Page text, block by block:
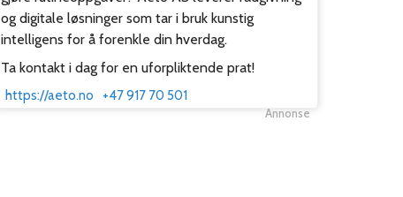
og digitale løsninger som tar i bruk kunstig
intelligens for å forenkle din hverdag.
Ta kontakt i dag for en uforpliktende prat!
https://aeto.no +47 917 70 501
Annonse